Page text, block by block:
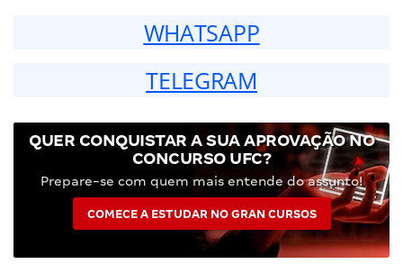
WHATSAPP
TELEGRAM
QUER CONQUISTAR A SUA APROVAÇÃO NO
CONCURSO UFC?
Prepare-se com quem mais entende do assunto!
COMECE A ESTUDAR NO GRAN CURSOS